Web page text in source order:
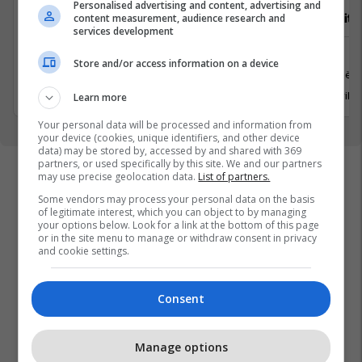
Vozitës B
Logjistikë
Pejë
12 Korrik 2026
Video
Prishtinë
20 Korrik
Personalised advertising and content, advertising and
content measurement, audience research and
services development
Store and/or access information on a device
Learn more
Your personal data will be processed and information from
your device (cookies, unique identifiers, and other device
data) may be stored by, accessed by and shared with 369
partners, or used specifically by this site. We and our partners
may use precise geolocation data. List of partners.
Some vendors may process your personal data on the basis
of legitimate interest, which you can object to by managing
your options below. Look for a link at the bottom of this page
or in the site menu to manage or withdraw consent in privacy
and cookie settings.
Consent
Manage options